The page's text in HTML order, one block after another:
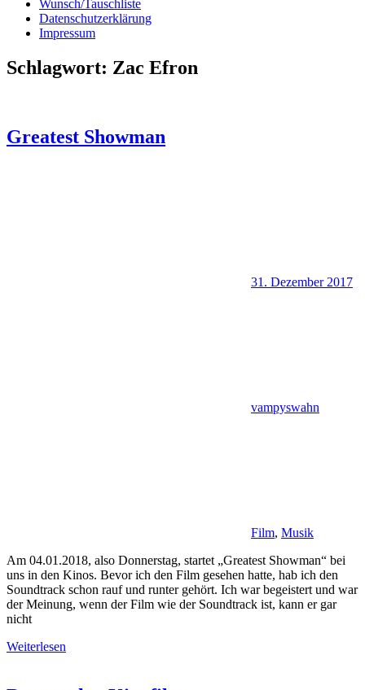
Wunsch/Tauschliste
Datenschutzerklärung
Impressum
Schlagwort: Zac Efron
Greatest Showman
31. Dezember 2017
vampyswahn
Film, Musik
Am 04.01.2018, also Donnerstag, startet „Greatest Showman“ bei
uns in den Kinos. Bevor ich den Film gesehen hatte, hab ich den
Soundtrack schon rauf und runter gehört. Ich war begeistert und war
der Meinung, wenn der Film wie der Soundtrack ist, kann er gar
nicht
Weiterlesen